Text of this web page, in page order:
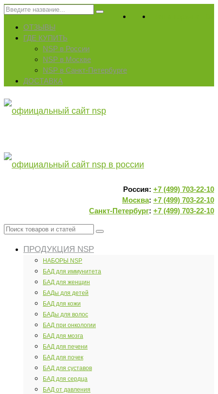
Искать:
ОТЗЫВЫ
ГДЕ КУПИТЬ
NSP в России
NSP в Москве
NSP в Санкт-Петербурге
ДОСТАВКА
Россия: +7 (499) 703-22-10
Москва: +7 (499) 703-22-10
Санкт-Петербург: +7 (499) 703-22-10
Поиск
ПРОДУКЦИЯ NSP
НАБОРЫ NSP
БАД для иммунитета
БАД для женщин
БАДы для детей
БАД для кожи
БАДы для волос
БАД при онкологии
БАД для мозга
БАД для печени
БАД для почек
БАД для суставов
БАД для сердца
БАД от давления